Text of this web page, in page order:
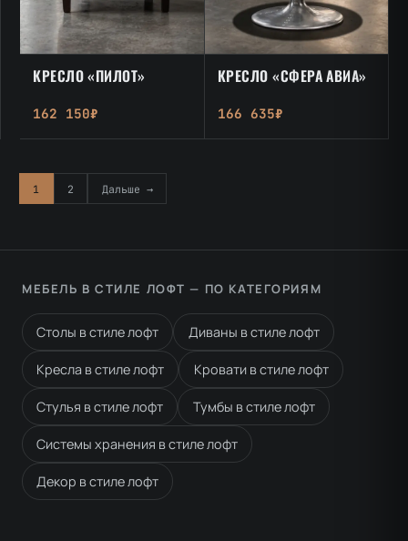
КРЕСЛО «ПИЛОТ»
162 150₽
КРЕСЛО «СФЕРА АВИА»
166 635₽
1 2 Дальше →
МЕБЕЛЬ В СТИЛЕ ЛОФТ — ПО КАТЕГОРИЯМ
Столы в стиле лофт Диваны в стиле лофт
Кресла в стиле лофт Кровати в стиле лофт
Стулья в стиле лофт Тумбы в стиле лофт
Системы хранения в стиле лофт
Декор в стиле лофт